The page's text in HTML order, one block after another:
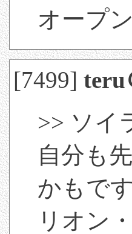
オープ
[7499]teru
>> ソイ
自分も
かもです
リオン